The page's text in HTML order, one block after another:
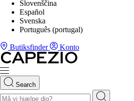
Slovenščina
Español
Svenska
Português (portugal)
Butiksfinder Konto
Search